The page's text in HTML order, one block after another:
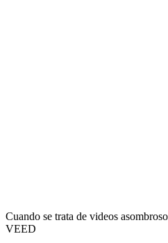
Cuando se trata de videos
VEED